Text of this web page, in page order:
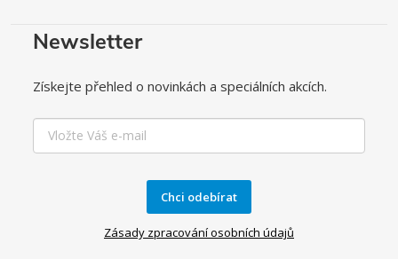
Newsletter
Získejte přehled o novinkách a speciálních akcích.
Chci odebírat
Zásady zpracování osobních údajů